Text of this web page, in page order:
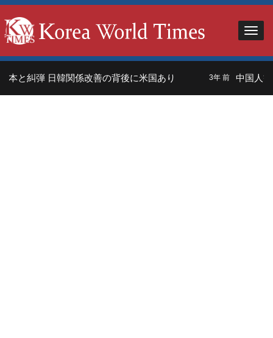
と糾弾 日韓関係改善の背後に米国あり 3年 前 中国人観